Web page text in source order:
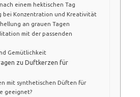
einem hektischen Tag
bei Konzentration und Kreativität
an grauen Tagen
mit der passenden
Gemütlichkeit
zu Duftkerzen für
mit synthetischen Düften für
geeignet?